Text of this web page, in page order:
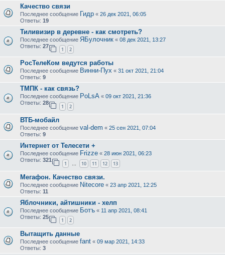
Качество связи
Последнее сообщение Гидр « 26 дек 2021, 06:05
Ответы: 19
Тиливизир в деревне - как смотреть?
Последнее сообщение ЯБулочник « 08 дек 2021, 13:27
Ответы: 27
1 2
РосТелеКом ведутся работы
Последнее сообщение Винни-Пух « 31 окт 2021, 21:04
Ответы: 9
ТМПК - как связь?
Последнее сообщение PoLsA « 09 окт 2021, 21:36
Ответы: 28
1 2
ВТБ-мобайл
Последнее сообщение val-dem « 25 сен 2021, 07:04
Ответы: 9
Интернет от Телесети +
Последнее сообщение Frizze « 28 июн 2021, 06:23
Ответы: 321
1 … 10 11 12 13
Мегафон. Качество связи.
Последнее сообщение Nitecore « 23 апр 2021, 12:25
Ответы: 11
Яблочники, айтишники - хелп
Последнее сообщение Ботъ « 11 апр 2021, 08:41
Ответы: 25
1 2
Вытащить данные
Последнее сообщение fant « 09 мар 2021, 14:33
Ответы: 3